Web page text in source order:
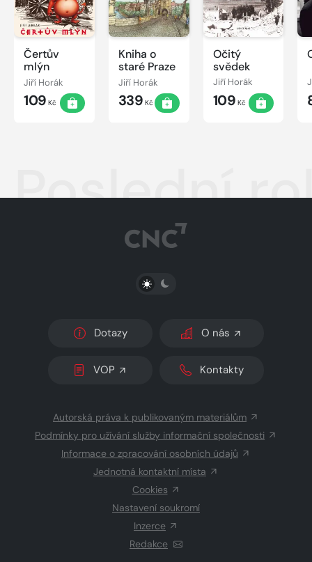
Čertův
mlýn
Jiří Horák
109 Kč
Kniha o
staré Praze
Jiří Horák
339 Kč
Očitý
svědek
Jiří Horák
109 Kč
Poslední
PŘEPNOUT SVĚTLÝ/TMAVÝ REŽIM
Dotazy O nás
VOP Kontakty
Autorská práva k publikovaným materiálům
Podmínky pro užívání služby informační společnosti
Informace o zpracování osobních údajů
Jednotná kontaktní místa
Cookies
Nastavení soukromí
Inzerce
Redakce